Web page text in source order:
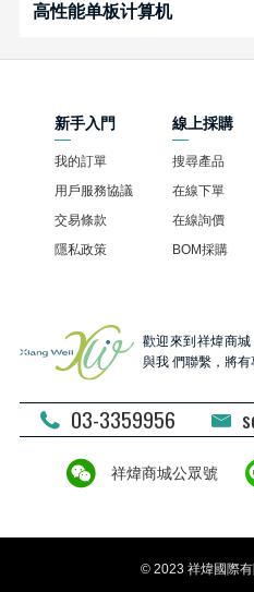
高性能单板计算机
新手入門
我的訂單
用戶服務協議
交易條款
隱私政策
線上採購
搜尋產品
在線下單
在線詢價
BOM採購
歡迎來到祥煒商
與我 們聯繫，將有
03-3359956
祥煒商城公眾號
© 2023 祥煒國際